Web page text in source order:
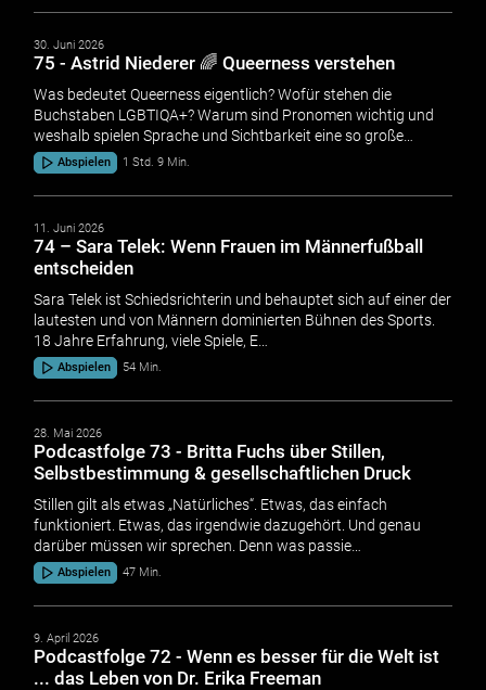
30. Juni 2026
75 - Astrid Niederer 🌈 Queerness verstehen
Was bedeutet Queerness eigentlich? Wofür stehen die
Buchstaben LGBTIQA+? Warum sind Pronomen wichtig und
weshalb spielen Sprache und Sichtbarkeit eine so große…
Abspielen 1 Std. 9 Min.
11. Juni 2026
74 – Sara Telek: Wenn Frauen im Männerfußball
entscheiden
Sara Telek ist Schiedsrichterin und behauptet sich auf einer der
lautesten und von Männern dominierten Bühnen des Sports.
18 Jahre Erfahrung, viele Spiele, E…
Abspielen 54 Min.
28. Mai 2026
Podcastfolge 73 - Britta Fuchs über Stillen,
Selbstbestimmung & gesellschaftlichen Druck
Stillen gilt als etwas „Natürliches“. Etwas, das einfach
funktioniert. Etwas, das irgendwie dazugehört. Und genau
darüber müssen wir sprechen. Denn was passie…
Abspielen 47 Min.
9. April 2026
Podcastfolge 72 - Wenn es besser für die Welt ist
... das Leben von Dr. Erika Freeman